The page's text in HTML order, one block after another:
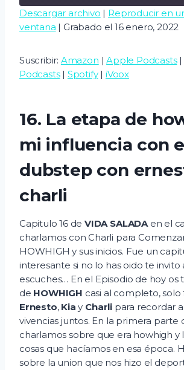
r
o
u
c
r
p
i
o
i
o
Amazon Apple
COMPART
ENLACE
INCRUSTA
Descargar archivo | Reproducir en
ventana | Grabado el 16 enero, 2022
Suscribir: Amazon |Apple Podcasts|
Podcasts| Spotify| iVoox
16. La etapa de
mi influencia con
dubstep con
charli
Capitulo 16 deVIDA SALADAen el
charlamos con Charli para
HOWHIGH y sus inicios. Fue un
interesante si no lo has oido te invito
escuches… En el Episodio de hoy os
de HOWHIGH casi al completo,
Ernesto, Kia y Charlipara recordar
vivencias juntos. En la primera parte
charlamos sobre que era howhigh y
cosas que hacíamos en esa época.
sobre la union que nos hizo el